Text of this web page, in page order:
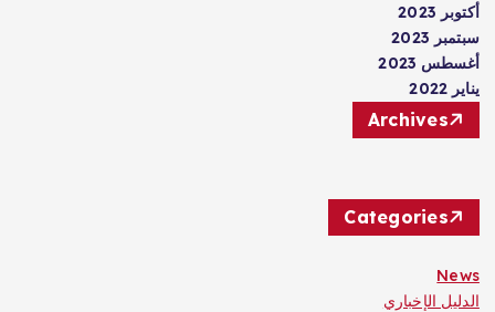
أكتوبر 2023
سبتمبر 2023
أغسطس 2023
يناير 2022
Archives
Categories
News
الدليل الإخباري